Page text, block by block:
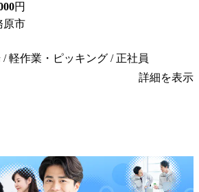
円
原市
軽作業・ピッキング / 正社員
詳細を表示